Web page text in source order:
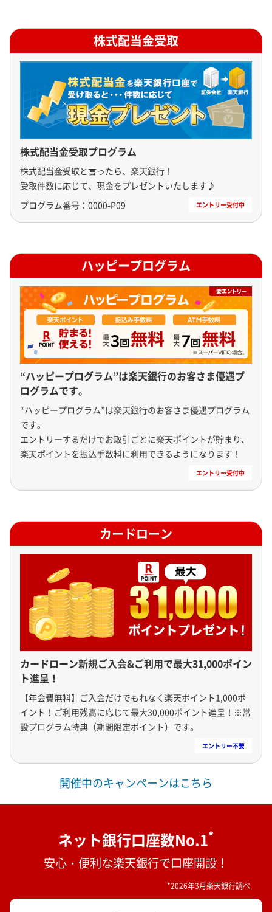
株式配当金受取
株式配当金受取プログラム
株式配当金受取と言ったら、楽天銀行！
受取件数に応じて、現金をプレゼントいたします♪
プログラム番号： 0000-P09
ハッピープログラム
“ハッピープログラム”は楽天銀行のお客さま優遇プ
ログラムです。
“ハッピープログラム”は楽天銀行のお客さま優遇プログラム
です。
エントリーするだけでお取引ごとに楽天ポイントが貯まり、
楽天ポイントを振込手数料に利用できるようになります！
カードローン
カードローン新規ご入会&ご利用で最大31,000ポイン
ト進呈！
【年会費無料】ご入会だけでもれなく楽天ポイント1,000ポ
イント！ご利用残高に応じて最大30,000ポイント進呈！※常
設プログラム特典（期間限定ポイント）です。
開催中のキャンペーンはこちら
ネット銀行口座数No.1*
安心・便利な楽天銀行で口座開設！
*2026年3月楽天銀行調べ